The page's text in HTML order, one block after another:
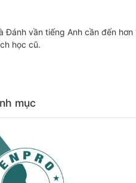
Đánh vần tiếng Anh cần đến
học cũ.
mục